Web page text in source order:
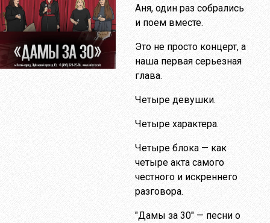
Аня, один раз собрались
и поем вместе.
Это не просто концерт, а
наша первая серьезная
глава.
Четыре девушки.
Четыре характера.
Четыре блока — как
четыре акта самого
честного и искреннего
разговора.
"Дамы за 30" — песни о